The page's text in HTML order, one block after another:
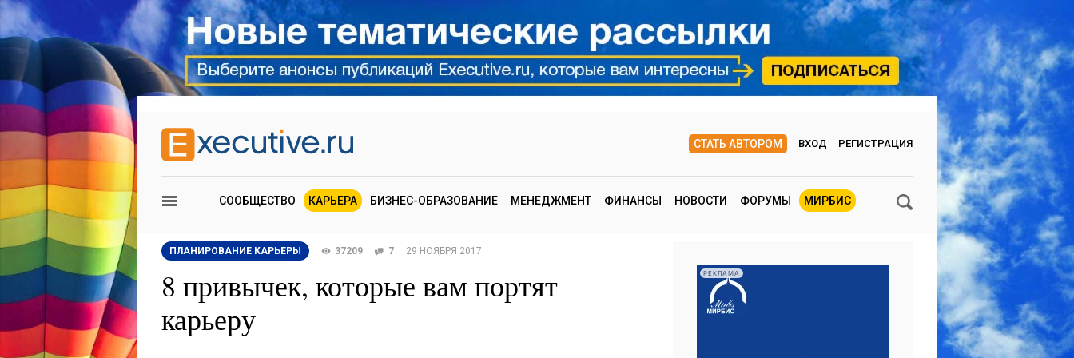
СТАТЬ АВТОРОМ ВХОД РЕГИСТРАЦИЯ
СООБЩЕСТВО КАРЬЕРА БИЗНЕС-ОБРАЗОВАНИЕ МЕНЕДЖМЕНТ ФИНАНСЫ НОВОСТИ ФОРУМЫ МИРБИС
ПЛАНИРОВАНИЕ КАРЬЕРЫ 37209 7 29 НОЯБРЯ 2017
8 привычек, которые вам портят
карьеру
РЕКЛАМА